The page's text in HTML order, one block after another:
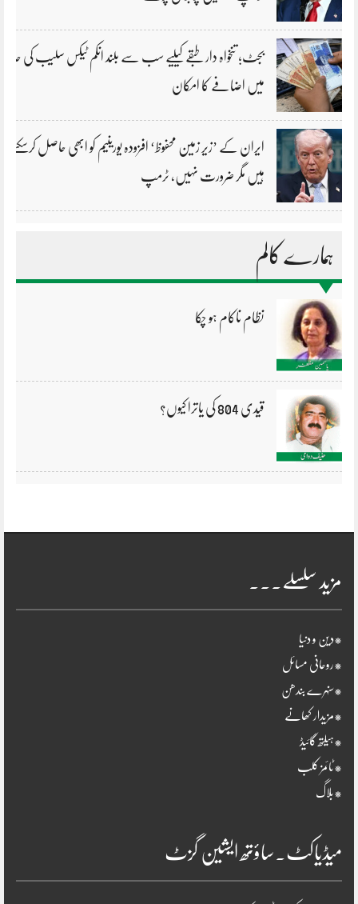
بجٹ؛ تنخواہ دار طبقے کیلیے سب سے بلند انکم ٹیکس سلیب کی حد
میں اضافے کا امکان
ایران کے ’زیر زمین محفوظ‘ افزودہ یورینیم کو ابھی حاصل کرسکتے
ہیں مگر ضرورت نہیں، ٹرمپ
ہمارے کالم
نظام ناکام ہو چکا
قیدی 804 کی یاترا کیوں؟
مزید سلسلے۔۔۔
*دین و دنیا
*روحانی مسائل
*سنہرے بندھن
*مزیدار کھانے
*ہیلتھ گائیڈ
*ٹائمز کلب
*بلاگ
میڈیاکٹ۔ساؤتھ ایشین گزٹ